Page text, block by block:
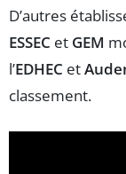
D’autres
ESSEC et GEM
l’EDHEC et
classement.